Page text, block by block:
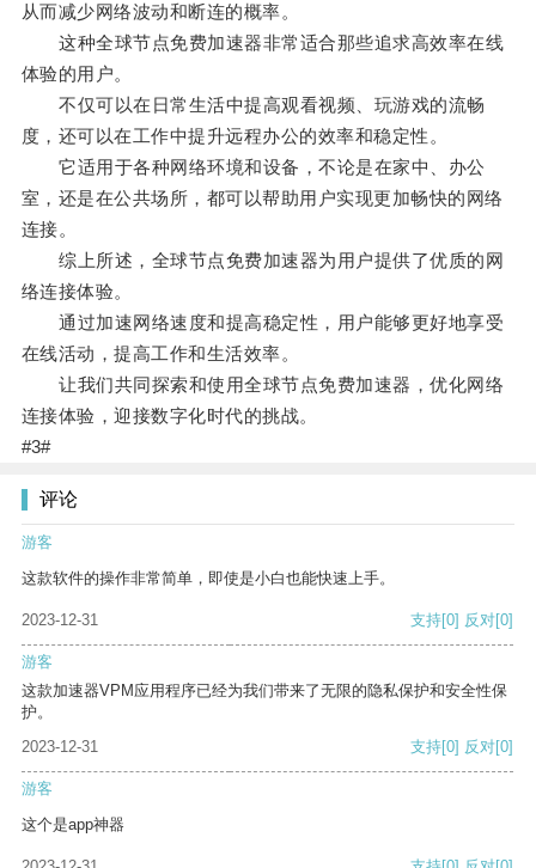
从而减少网络波动和断连的概率。
这种全球节点免费加速器非常适合那些追求高效率在线
体验的用户。
不仅可以在日常生活中提高观看视频、玩游戏的流畅
度，还可以在工作中提升远程办公的效率和稳定性。
它适用于各种网络环境和设备，不论是在家中、办公
室，还是在公共场所，都可以帮助用户实现更加畅快的网络
连接。
综上所述，全球节点免费加速器为用户提供了优质的网
络连接体验。
通过加速网络速度和提高稳定性，用户能够更好地享受
在线活动，提高工作和生活效率。
让我们共同探索和使用全球节点免费加速器，优化网络
连接体验，迎接数字化时代的挑战。
#3#
评论
游客
这款软件的操作非常简单，即使是小白也能快速上手。
2023-12-31 支持[0] 反对[0]
游客
这款加速器VPM应用程序已经为我们带来了无限的隐私保护和安全性保
护。
2023-12-31
支持[0] 反对[0]
游客
这个是app神器